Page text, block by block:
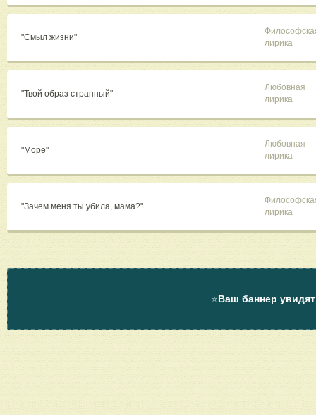
"Смыл жизни"
лирика
"Твой образ странный"
Любовная
лирика
"Море"
Любовная
лирика
"Зачем меня ты убила, мама?"
лирика
⭐Ваш баннер